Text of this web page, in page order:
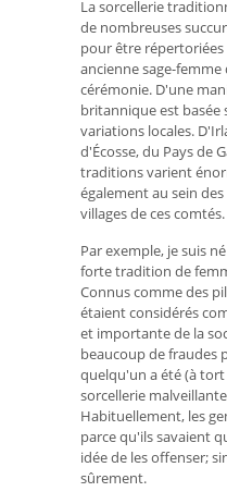
La sorcellerie
de nombreuses
pour être répertoriées
ancienne sage-
cérémonie. D'une
britannique est basée
variations locales.
d'Écosse, du Pays de
traditions varient
également au sein
villages de ces comtés.
Par exemple, je suis
forte tradition de
Connus comme des
étaient considérés
et importante de la
beaucoup de fraudes
quelqu'un a été (à tort
sorcellerie
Habituellement, les
parce qu'ils savaient
idée de les offenser;
sûrement.